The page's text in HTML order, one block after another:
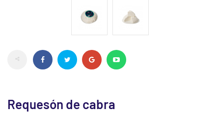
Requesón de cabra